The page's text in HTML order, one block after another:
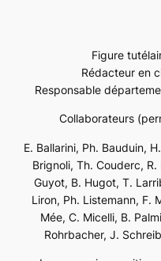
Figure
Rédacteur en
Responsable
Collaborateurs
E. Ballarini, Ph. Bauduin,
Brignoli, Th. Couderc, R.
Guyot, B. Hugot, T.
Liron, Ph. Listemann, F.
Mée, C. Micelli, B.
Rohrbacher, J.